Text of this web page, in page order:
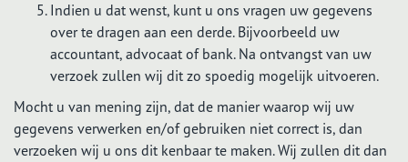
Indien u dat wenst, kunt u ons vragen uw gegevens
over te dragen aan een derde. Bijvoorbeeld uw
accountant, advocaat of bank. Na ontvangst van uw
verzoek zullen wij dit zo spoedig mogelijk uitvoeren.
Mocht u van mening zijn, dat de manier waarop wij uw
gegevens verwerken en/of gebruiken niet correct is, dan
verzoeken wij u ons dit kenbaar te maken. Wij zullen dit dan